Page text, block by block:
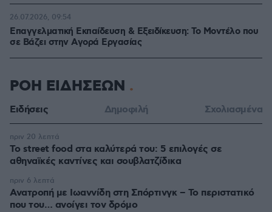
Επαγγελματική Εκπαίδευση & Εξειδίκευση: Το Mοντέλο που
σε Bάζει στην Aγορά Eργασίας
26.07.2026, 09:54
ΡΟΗ ΕΙΔΗΣΕΩΝ
Ειδήσεις Δημοφιλή Σχολιασμένα
Το street food στα καλύτερά του: 5 επιλογές σε
αθηναϊκές καντίνες και σουβλατζίδικα
πριν 20 λεπτά
Ανατροπή με Ιωαννίδη στη Σπόρτινγκ – Το περιστατικό
που του… ανοίγει τον δρόμο
πριν 6 λεπτά